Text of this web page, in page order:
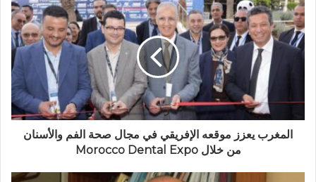
المغرب يعزز موقعه الإفريقي في مجال صحة الفم والأسنان
من خلال Morocco Dental Expo